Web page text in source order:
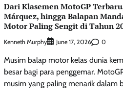
Dari Klasemen MotoGP
Márquez, hingga Balapan
Motor Paling Sengit di Tahun
Kenneth Murphy June 17, 2026 0
Musim balap motor kelas dunia
besar bagi para penggemar.
musim yang paling menarik dalam